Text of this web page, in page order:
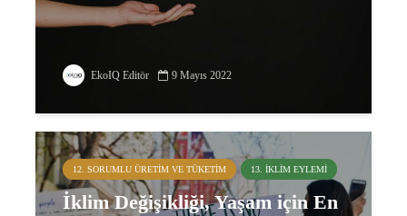
EkoIQ Editör 9 Mayıs 2022
12. SORUMLU ÜRETIM VE TÜKETIM 13. İKLIM EYLEMI
İklim Değişikliği, Yaşam için En